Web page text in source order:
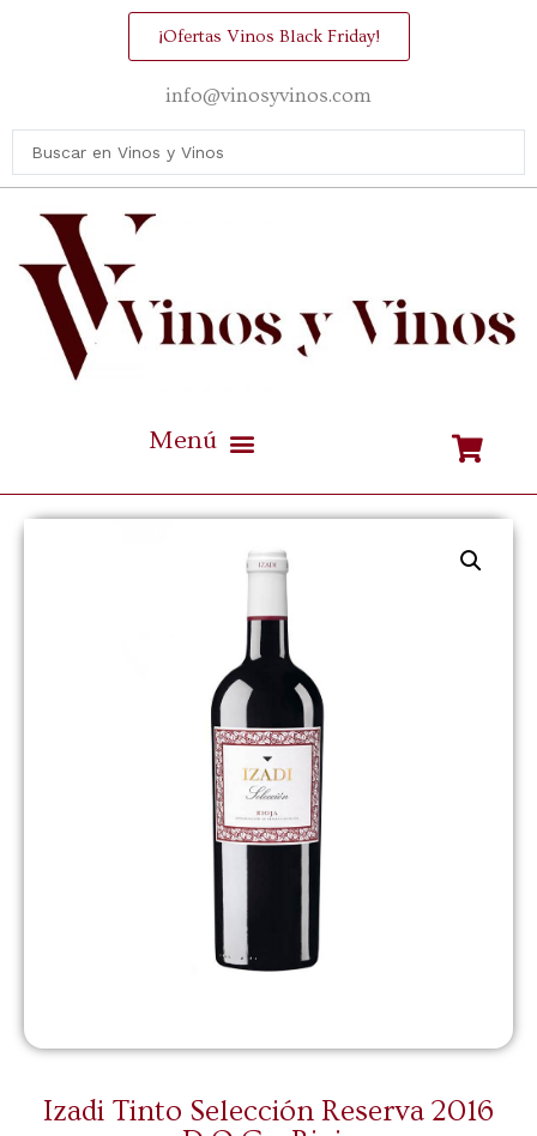
¡Ofertas Vinos Black Friday!
info@vinosyvinos.com
Izadi Tinto Selección Reserva 2016